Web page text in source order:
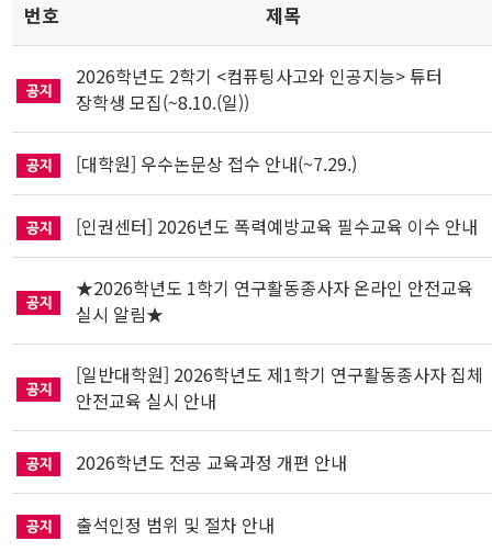
번호 제목
2026학년도 2학기 <컴퓨팅사고와 인공지능> 튜터
장학생 모집(~8.10.(일))
[대학원] 우수논문상 접수 안내(~7.29.)
[인권센터] 2026년도 폭력예방교육 필수교육 이수 안내
★2026학년도 1학기 연구활동종사자 온라인 안전교육
실시 알림★
[일반대학원] 2026학년도 제1학기 연구활동종사자 집체
안전교육 실시 안내
2026학년도 전공 교육과정 개편 안내
출석인정 범위 및 절차 안내